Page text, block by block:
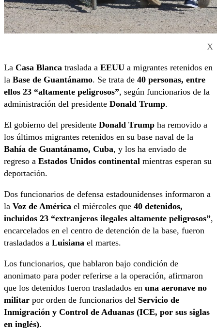
X
La Casa Blanca traslada a EEUU a migrantes retenidos en
la Base de Guantánamo. Se trata de 40 personas, entre
ellos 23 “altamente peligrosos”, según funcionarios de la
administración del presidente Donald Trump.
El gobierno del presidente Donald Trump ha removido a
los últimos migrantes retenidos en su base naval de la
Bahía de Guantánamo, Cuba, y los ha enviado de
regreso a Estados Unidos continental mientras esperan su
deportación.
Dos funcionarios de defensa estadounidenses informaron a
la Voz de América el miércoles que 40 detenidos,
incluidos 23 “extranjeros ilegales altamente peligrosos”,
encarcelados en el centro de detención de la base, fueron
trasladados a Luisiana el martes.
Los funcionarios, que hablaron bajo condición de
anonimato para poder referirse a la operación, afirmaron
que los detenidos fueron trasladados en una aeronave no
militar por orden de funcionarios del Servicio de
Inmigración y Control de Aduanas (ICE, por sus siglas
en inglés).